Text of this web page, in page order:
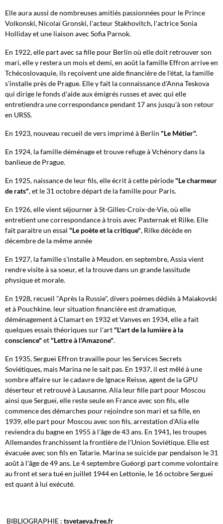
Elle aura aussi de nombreuses amitiés passionnées pour le Prince
Volkonski, Nicolaï Gronski, l'acteur Stakhovitch, l'actrice Sonia
Holliday et une liaison avec Sofia Parnok.
En 1922, elle part avec sa fille pour Berlin où elle doit retrouver son
mari, elle y restera un mois et demi, en août la famille Effron arrive en
Tchécoslovaquie, ils reçoivent une aide financière de l'état, la famille
s'installe près de Prague. Elle y fait la connaissance d'Anna Teskova
qui dirige le fonds d'aide aux émigrés russes et avec qui elle
entretiendra une correspondance pendant 17 ans jusqu'à son retour
en URSS.
En 1923, nouveau recueil de vers imprimé à Berlin "Le Métier".
En 1924, la famille déménage et trouve refuge à Vchénory dans la
banlieue de Prague.
En 1925, naissance de leur fils, elle écrit à cette période "Le charmeur
de rats", et le 31 octobre départ de la famille pour Paris.
En 1926, elle vient séjourner à St-Gilles-Croix-de-Vie, où elle
entretient une correspondance à trois avec Pasternak et Rilke. Elle
fait paraitre un essai "Le poèteet la critique", Rilke décède en
décembre de la même année
En 1927, la famille s'installe à Meudon. en septembre, Assia vient
rendre visite à sa soeur, et la trouve dans un grande lassitude
physique et morale.
En 1928, recueil "Après la Russie", divers poèmes dédiés à Maïakovski
et à Pouchkine. leur situation financière est dramatique,
déménagement à Clamart en 1932 et Vanves en 1934, elle a fait
quelques essais théoriques sur l'art "L'art de la lumière à la
conscience" et "Lettre à l'Amazone".
En 1935, Sergueï Effron travaille pour les Services Secrets
Soviétiques, mais Marina ne le sait pas. En 1937, il est mêlé à une
sombre affaire sur le cadavre de Ignace Reisse, agent de la GPU
déserteur et retrouvé à Lausanne. Alia leur fille part pour Moscou
ainsi que Sergueï, elle reste seule en France avec son fils, elle
commence des démarches pour rejoindre son mari et sa fille, en
1939, elle part pour Moscou avec son fils, arrestation d'Alia elle
reviendra du bagne en 1955 à l'âge de 43 ans. En 1941, les troupes
Allemandes franchissent la frontière de l'Union Soviétique. Elle est
évacuée avec son fils en Tatarie. Marina se suicide par pendaison le 31
août à l'âge de 49 ans. Le 4 septembre Guéorgi part comme volontaire
au front et sera tué en juillet 1944 en Lettonie, le 16 octobre Sergueï
est quant à lui exécuté.
BIBLIOGRAPHIE : tsvetaeva.free.fr